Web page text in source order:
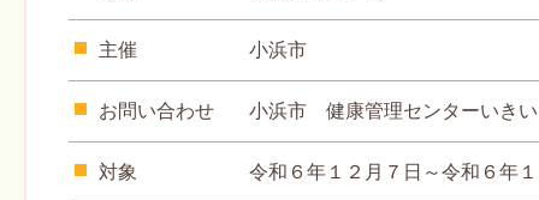
主催 小浜市
お問い合わせ 小浜市 健康管理センターいき
対象 令和６年１２月７日～令和６年